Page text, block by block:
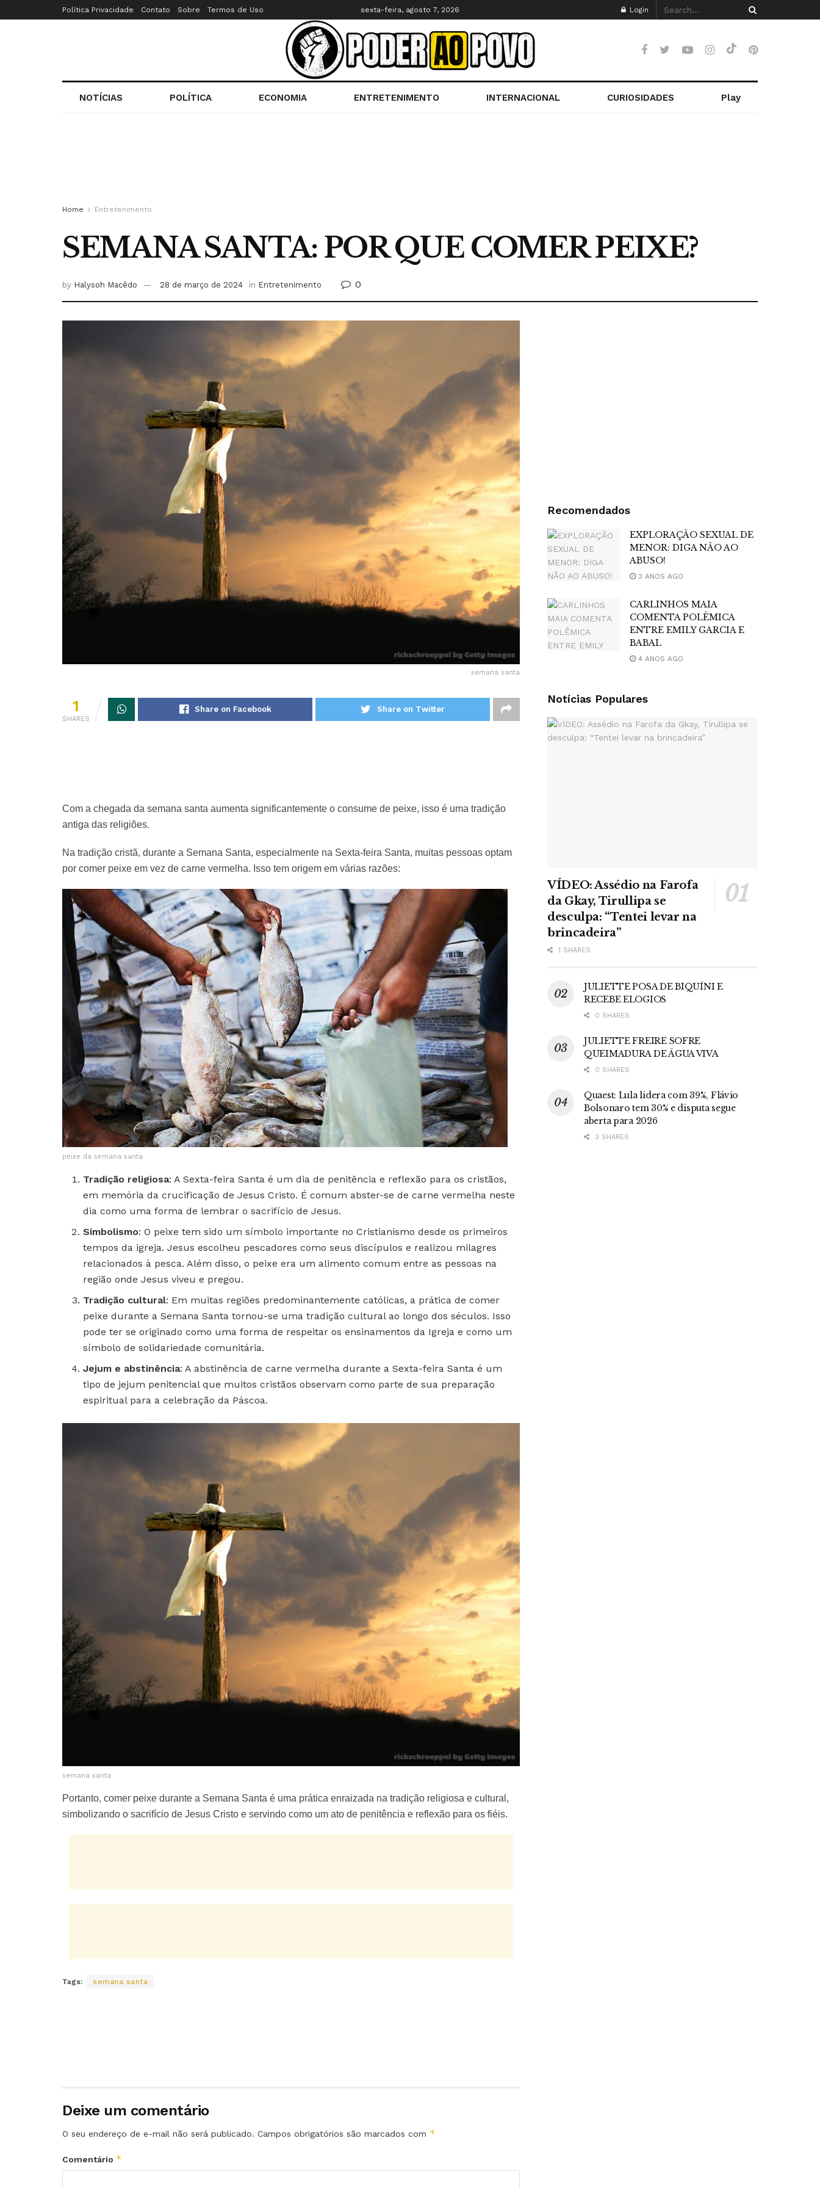
Política Privacidade Contato Sobre Termos de Uso sexta-feira, agosto 7, 2026 Login
NOTÍCIAS POLÍTICA ECONOMIA ENTRETENIMENTO INTERNACIONAL CURIOSIDADES Play
Home Entretenimento
SEMANA SANTA: POR QUE COMER PEIXE?
by Halysoh Macêdo 28 de março de 2024 in Entretenimento 0
semana santa
1
SHARES
Share on Facebook Share on Twitter
Com a chegada da semana santa aumenta significantemente o consume de peixe, isso é uma tradição
antiga das religiões.
Na tradição cristã, durante a Semana Santa, especialmente na Sexta-feira Santa, muitas pessoas optam
por comer peixe em vez de carne vermelha. Isso tem origem em várias razões:
peixe da semana santa
Tradição religiosa: A Sexta-feira Santa é um dia de penitência e reflexão para os cristãos,
em memória da crucificação de Jesus Cristo. É comum abster-se de carne vermelha neste
dia como uma forma de lembrar o sacrifício de Jesus.
Simbolismo: O peixe tem sido um símbolo importante no Cristianismo desde os primeiros
tempos da igreja. Jesus escolheu pescadores como seus discípulos e realizou milagres
relacionados à pesca. Além disso, o peixe era um alimento comum entre as pessoas na
região onde Jesus viveu e pregou.
Tradição cultural: Em muitas regiões predominantemente católicas, a prática de comer
peixe durante a Semana Santa tornou-se uma tradição cultural ao longo dos séculos. Isso
pode ter se originado como uma forma de respeitar os ensinamentos da Igreja e como um
símbolo de solidariedade comunitária.
Jejum e abstinência: A abstinência de carne vermelha durante a Sexta-feira Santa é um
tipo de jejum penitencial que muitos cristãos observam como parte de sua preparação
espiritual para a celebração da Páscoa.
semana santa
Portanto, comer peixe durante a Semana Santa é uma prática enraizada na tradição religiosa e cultural,
simbolizando o sacrifício de Jesus Cristo e servindo como um ato de penitência e reflexão para os fiéis.
Tags: semana santa
Deixe um comentário
O seu endereço de e-mail não será publicado. Campos obrigatórios são marcados com *
Comentário *
Recomendados
EXPLORAÇÃO SEXUAL DE
MENOR: DIGA NÃO AO
ABUSO!
3 ANOS AGO
CARLINHOS MAIA
COMENTA POLÊMICA
ENTRE EMILY GARCIA E
BABAL
4 ANOS AGO
Notícias Populares
VÍDEO: Assédio na Farofa
da Gkay, Tirullipa se
desculpa: “Tentei levar na
brincadeira”
1 SHARES
JULIETTE POSA DE BIQUÍNI E
RECEBE ELOGIOS
0 SHARES
JULIETTE FREIRE SOFRE
QUEIMADURA DE ÁGUA VIVA
0 SHARES
Quaest: Lula lidera com 39%, Flávio
Bolsonaro tem 30% e disputa segue
aberta para 2026
3 SHARES